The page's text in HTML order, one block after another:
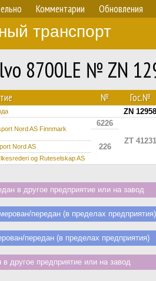
Комментарии Обновления
транспорт
8700LE № ZN
№ Гос.№
ZN 12958
Nord AS Finnmark
6226
ZT 41231
226
Nord AS
og Ruteselskap AS
в другое предприятие или на завод
передан (в пределах предприятия)
передан (в пределах предприятия)
другое предприятие или на завод